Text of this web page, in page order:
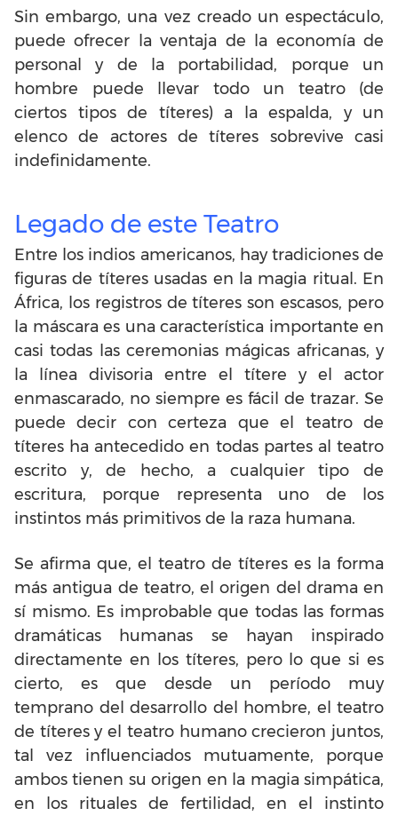
Sin embargo, una vez creado un espectáculo,
puede ofrecer la ventaja de la economía de
personal y de la portabilidad, porque un
hombre puede llevar todo un teatro (de
ciertos tipos de títeres) a la espalda, y un
elenco de actores de títeres sobrevive casi
indefinidamente.
Legado de este Teatro
Entre los indios americanos, hay tradiciones de
figuras de títeres usadas en la magia ritual. En
África, los registros de títeres son escasos, pero
la máscara es una característica importante en
casi todas las ceremonias mágicas africanas, y
la línea divisoria entre el títere y el actor
enmascarado, no siempre es fácil de trazar. Se
puede decir con certeza que el teatro de
títeres ha antecedido en todas partes al teatro
escrito y, de hecho, a cualquier tipo de
escritura, porque representa uno de los
instintos más primitivos de la raza humana.
Se afirma que, el teatro de títeres es la forma
más antigua de teatro, el origen del drama en
sí mismo. Es improbable que todas las formas
dramáticas humanas se hayan inspirado
directamente en los títeres, pero lo que si es
cierto, es que desde un período muy
temprano del desarrollo del hombre, el teatro
de títeres y el teatro humano crecieron juntos,
tal vez influenciados mutuamente, porque
ambos tienen su origen en la magia simpática,
en los rituales de fertilidad, en el instinto